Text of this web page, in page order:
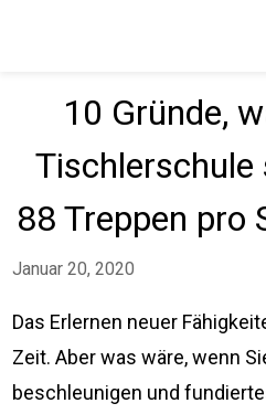
10 Gründe,
Tischlerschule
88 Treppen pro
Januar 20, 2020
Das Erlernen neuer
Zeit. Aber was wäre, wenn
beschleunigen und